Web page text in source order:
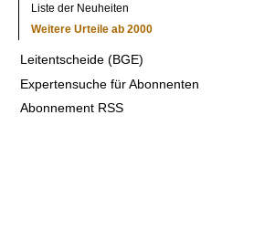
Liste der Neuheiten
Weitere Urteile ab 2000
Leitentscheide (BGE)
Expertensuche für Abonnenten
Abonnement RSS